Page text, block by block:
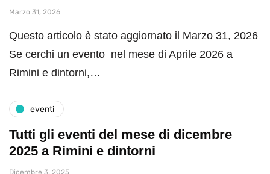
Marzo 31, 2026
Questo articolo è stato aggiornato il Marzo 31, 2026
Se cerchi un evento nel mese di Aprile 2026 a
Rimini e dintorni,…
eventi
Tutti gli eventi del mese di dicembre
2025 a Rimini e dintorni